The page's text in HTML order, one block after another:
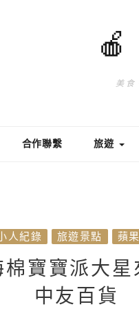
🍎
美食
合作聯繫 旅遊
人紀錄 旅遊景點 蘋
寶寶派大
中友百貨